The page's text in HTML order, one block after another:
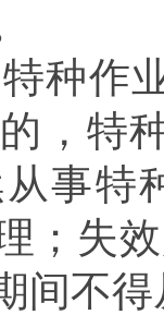
种作
，特
事特
；失
间不